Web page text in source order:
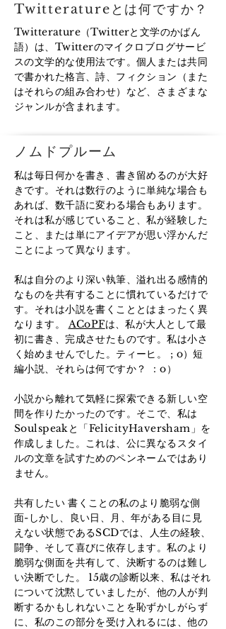
Twitteratureとは何ですか？
Twitterature（Twitterと文学のかばん
語）は、Twitterのマイクロブログサービ
スの文学的な使用法です。個人または共同
で書かれた格言、詩、フィクション（また
はそれらの組み合わせ）など、さまざまな
ジャンルが含まれます。
ノムドプルーム
私は毎日何かを書き、書き留めるのが大好
きです。それは数行のように単純な場合も
あれば、数千語に変わる場合もあります。
それは私が感じていること、私が経験した
こと、または単にアイデアが思い浮かんだ
ことによって異なります。
私は自分のより深い執筆、溢れ出る感情的
なものを共有することに慣れているだけで
す。それは小説を書くこととはまったく異
なります。 ACoPFは、私が大人として最
初に書き、完成させたものです。私は小さ
く始めませんでした。ティーヒ。 ; o）短
編小説、それらは何ですか？ ：o）
小説から離れて気軽に探索できる新しい空
間を作りたかったのです。そこで、私は
Soulspeakと「FelicityHaversham」を
作成しました。これは、公に異なるスタイ
ルの文章を試すためのペンネームではあり
ません。
共有したい 書くことの私のより脆弱な側
面-しかし、良い日、月、年がある目に見
えない状態であるSCDでは、人生の経験、
闘争、そして喜びに依存します。私のより
脆弱な側面を共有して、決断するのは難し
い決断でした。 15歳の診断以来、私はそれ
について沈黙していましたが、他の人が判
断するかもしれないことを恥ずかしがらず
に、私のこの部分を受け入れるには、他の